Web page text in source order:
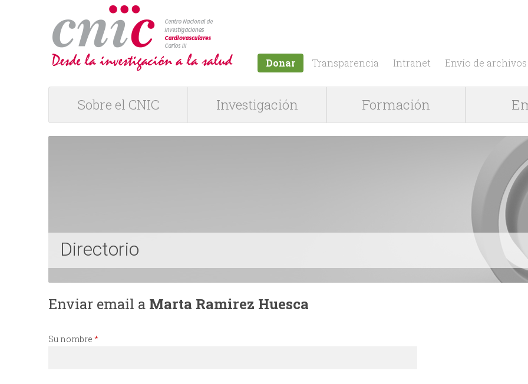
Donar Transparencia Intranet Envío de archivos
e
P
I
N
C
Sobre el CNIC Investigación Formación
Directorio
Enviar email a Marta Ramirez Huesca
Su nombre *